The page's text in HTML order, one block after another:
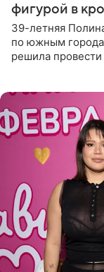
фигурой в
39-летняя
по южным
решила